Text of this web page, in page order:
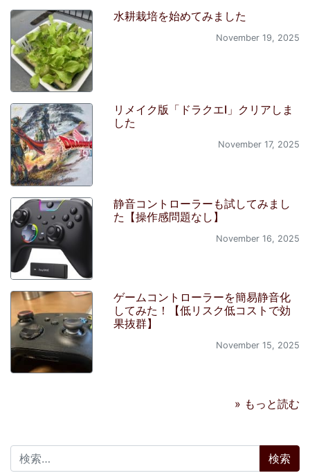
水耕栽培を始めてみました
November 19, 2025
リメイク版「ドラクエI」クリアしま
した
November 17, 2025
静音コントローラーも試してみまし
た【操作感問題なし】
November 16, 2025
ゲームコントローラーを簡易静音化
してみた！【低リスク低コストで効
果抜群】
November 15, 2025
» もっと読む
検索: